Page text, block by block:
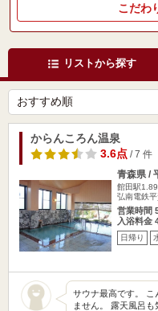
こだわ
リストから探す
からんころん温泉
3.6点/ 7 件
青森県 /
館田駅
弘南電鉄
営業時間
入浴料金
日帰り
サウナ最高です。 こ
ません。 露天風呂も